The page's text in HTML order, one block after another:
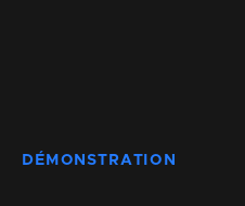
DÉMONSTRATION